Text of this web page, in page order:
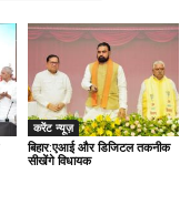
करेंट न्यूज़
बिहार:एआई और डिजिटल तकनीक
सीखेंगे विधायक